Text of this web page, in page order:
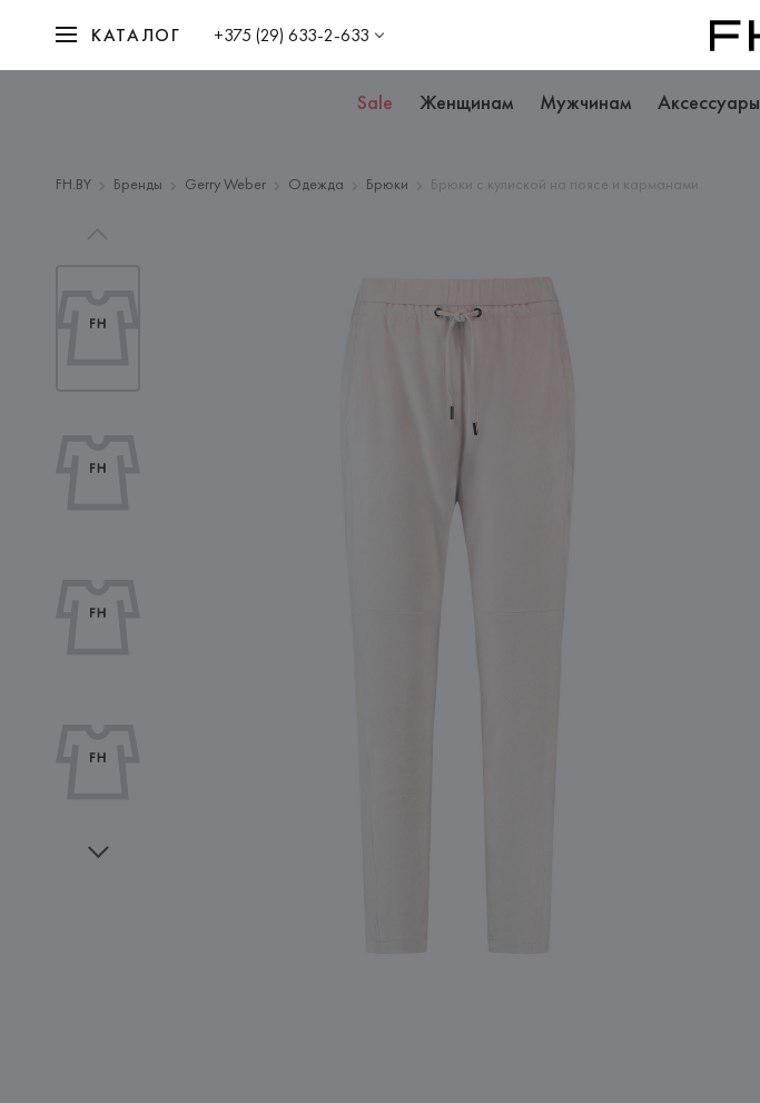
КАТАЛОГ +375 (29) 633-2-633
Sale Женщинам Мужчинам Аксессуары
FH.BY Бренды Gerry Weber Одежда Брюки Брюки с кулиской на поясе и карманами